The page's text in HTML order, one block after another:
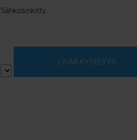
Sähkösinkitty.
Määrä
LISÄÄ KYSELYYN